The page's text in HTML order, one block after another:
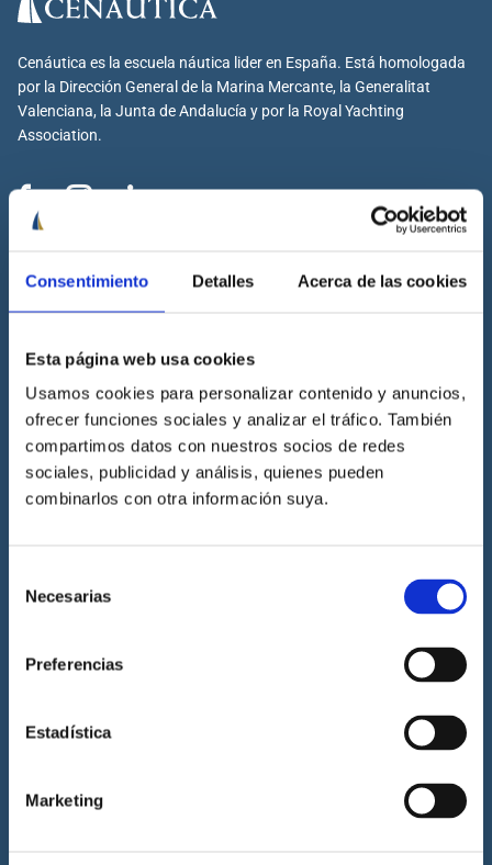
Consentimiento Detalles Acerca de las cookies
Esta página web usa cookies
Usamos cookies para personalizar contenido y anuncios,
ofrecer funciones sociales y analizar el tráfico. También
compartimos datos con nuestros socios de redes
sociales, publicidad y análisis, quienes pueden
combinarlos con otra información suya.
Necesarias
Preferencias
Estadística
Marketing
Cenáutica es la escuela náutica lider en España. Está homologada
por la Dirección General de la Marina Mercante, la Generalitat
Valenciana, la Junta de Andalucía y por la Royal Yachting
Association.
Escuela náutica
Contacta con Cenáutica
Historia de Cenáutica
Trabaja con Cenáutica
Sala de prensa
Preguntas frecuentes
Prácticas de titulaciones náuticas
Prácticas de habilitación a vela